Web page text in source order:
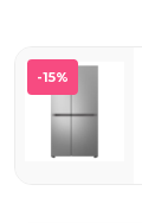
-15%